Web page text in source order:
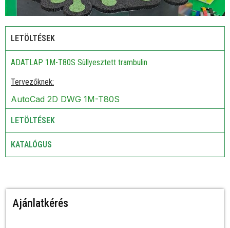
LETÖLTÉSEK
ADATLAP 1M-T80S Süllyesztett trambulin
Tervezőknek:
AutoCad 2D DWG 1M-T80S
LETÖLTÉSEK
KATALÓGUS
Ajánlatkérés